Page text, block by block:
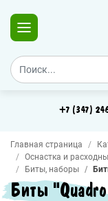
+7 (347)
Главная страница
Оснастка и
Биты, наборы
Биты